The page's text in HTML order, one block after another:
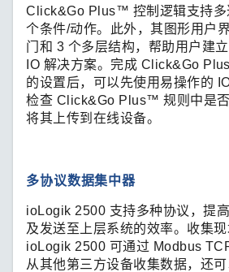
Click&Go Plus™ 控制逻辑支持多
个条件/动作。此外，其图形用户
门和 3 个多层结构，帮助用户建
IO 解决方案。完成 Click&Go
的设置后，可以先使用易操作的
检查 Click&Go Plus™ 规则中是
将其上传到在线设备。
多协议数据集中器
ioLogik 2500 支持多种协议，提
及发送至上层系统的效率。收集现
ioLogik 2500 可通过 Modbus
从其他第三方设备收集数据，还